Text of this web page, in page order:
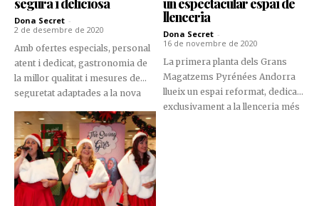
segura i deliciosa
Dona Secret -
2 de desembre de 2020
Amb ofertes especials, personal
atent i dedicat, gastronomia de
la millor qualitat i mesures de
seguretat adaptades a la nova
Pyrénées Andorra, continua
apostant per oferir als clients
una experiència culinària
agradable i plena de sabors.
un espectacular espai de
llenceria
Dona Secret -
16 de novembre de 2020
La primera planta dels Grans
Magatzems Pyrénées Andorra
llueix un espai reformat, dedicat
exclusivament a la llenceria més